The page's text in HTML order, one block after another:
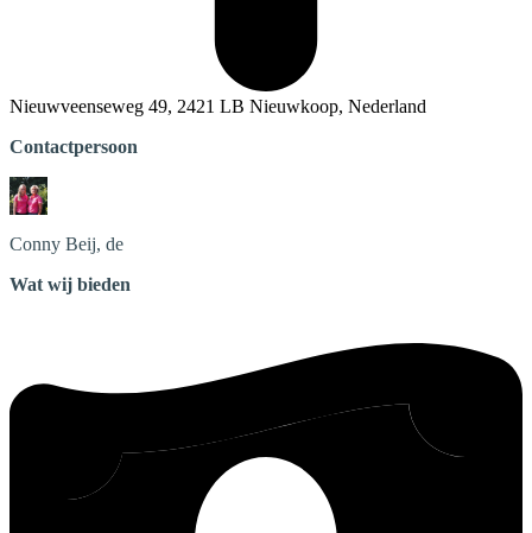
Nieuwveenseweg 49, 2421 LB Nieuwkoop, Nederland
Contactpersoon
Conny Beij, de
Wat wij bieden